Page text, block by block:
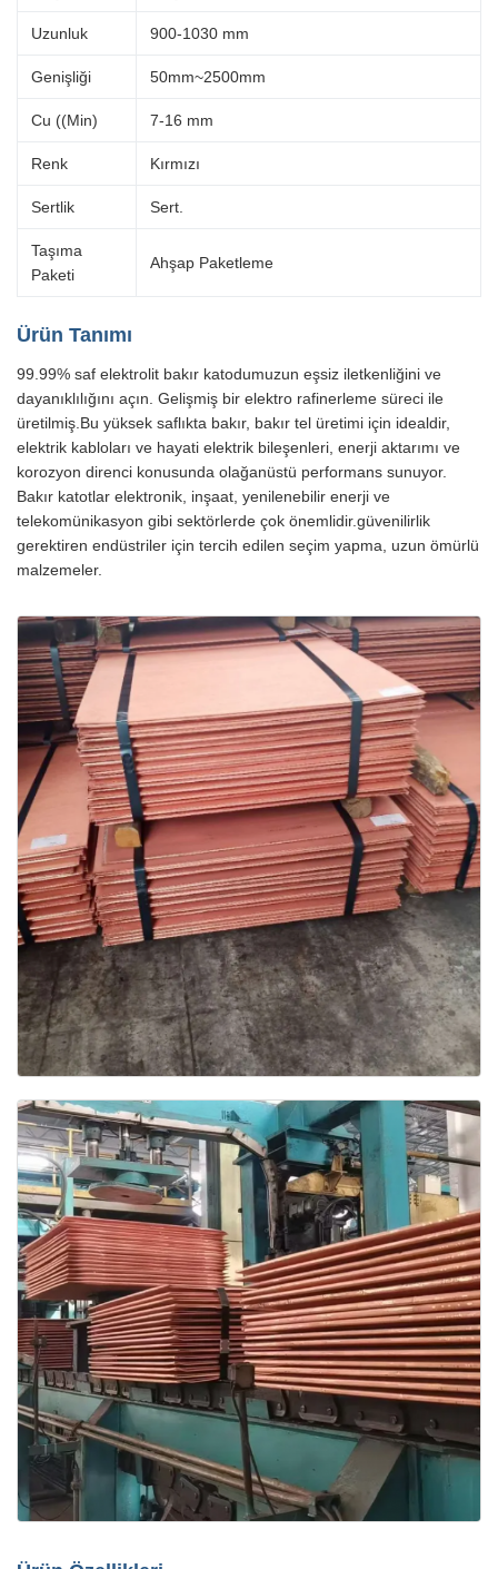
Uzunluk 900-1030 mm
Genişliği 50mm~2500mm
Cu ((Min) 7-16 mm
Renk Kırmızı
Sertlik Sert.
Taşıma
Paketi
Ahşap Paketleme
Ürün Tanımı
99.99% saf elektrolit bakır katodumuzun eşsiz iletkenliğini ve
dayanıklılığını açın. Gelişmiş bir elektro rafinerleme süreci ile
üretilmiş.Bu yüksek saflıkta bakır, bakır tel üretimi için idealdir,
elektrik kabloları ve hayati elektrik bileşenleri, enerji aktarımı ve
korozyon direnci konusunda olağanüstü performans sunuyor.
Bakır katotlar elektronik, inşaat, yenilenebilir enerji ve
telekomünikasyon gibi sektörlerde çok önemlidir.güvenilirlik
gerektiren endüstriler için tercih edilen seçim yapma, uzun ömürlü
malzemeler.